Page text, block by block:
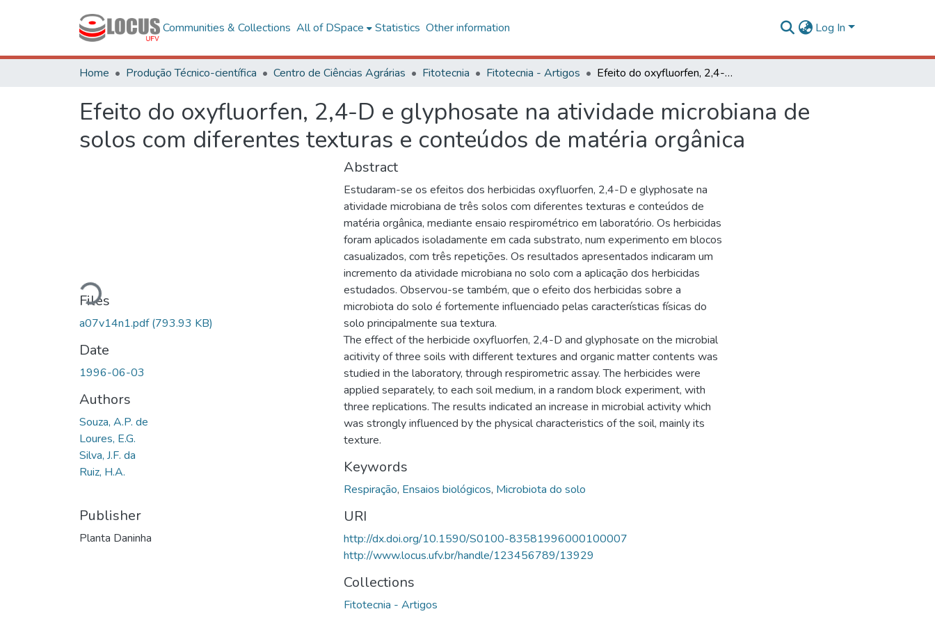
Communities & Collections All of DSpace Statistics Other information Log In
Home Produção Técnico-científica Centro de Ciências Agrárias Fitotecnia Fitotecnia - Artigos Efeito do oxyfluorfen, 2,4-D e glyphosate na atividade microbiana de solos com diferentes texturas e conteúdos de matéria orgânica
Efeito do oxyfluorfen, 2,4-D e glyphosate na atividade microbiana de
solos com diferentes texturas e conteúdos de matéria orgânica
Loading...
Files
a07v14n1.pdf(793.93 KB)
Date
1996-06-03
Authors
Souza, A.P. de
Loures, E.G.
Silva, J.F. da
Ruiz, H.A.
Publisher
Planta Daninha
Abstract
Estudaram-se os efeitos dos herbicidas oxyfluorfen, 2,4-D e glyphosate na
atividade microbiana de três solos com diferentes texturas e conteúdos de
matéria orgânica, mediante ensaio respirométrico em laboratório. Os herbicidas
foram aplicados isoladamente em cada substrato, num experimento em blocos
casualizados, com três repetições. Os resultados apresentados indicaram um
incremento da atividade microbiana no solo com a aplicação dos herbicidas
estudados. Observou-se também, que o efeito dos herbicidas sobre a
microbiota do solo é fortemente influenciado pelas características físicas do
solo principalmente sua textura.
The effect of the herbicide oxyfluorfen, 2,4-D and glyphosate on the microbial
acitivity of three soils with different textures and organic matter contents was
studied in the laboratory, through respirometric assay. The herbicides were
applied separately, to each soil medium, in a random block experiment, with
three replications. The results indicated an increase in microbial activity which
was strongly influenced by the physical characteristics of the soil, mainly its
texture.
Keywords
Respiração, Ensaios biológicos, Microbiota do solo
URI
http://dx.doi.org/10.1590/S0100-83581996000100007
http://www.locus.ufv.br/handle/123456789/13929
Collections
Fitotecnia - Artigos